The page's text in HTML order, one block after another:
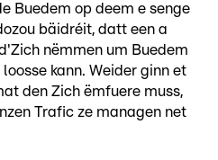
Buedem op deem e senge
bäidréit, datt een a
nëmmen um Buedem
kann. Weider ginn et
den Zich ëmfuere muss,
Trafic ze managen net